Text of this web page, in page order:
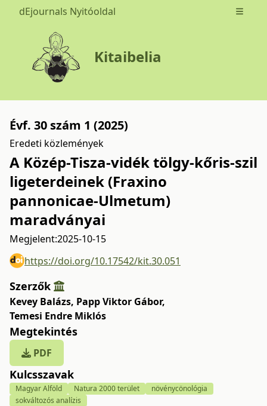
dEjournals Nyitóoldal Open
Kitaibelia
Évf. 30 szám 1 (2025)
Eredeti közlemények
A Közép-Tisza-vidék tölgy-kőris-szil
ligeterdeinek (Fraxino
pannonicae-Ulmetum)
maradványai
Megjelent:2025-10-15
https://doi.org/10.17542/kit.30.051
Szerzők
Kevey Balázs, Papp Viktor Gábor,
Temesi Endre Miklós
Megtekintés
PDF
Kulcsszavak
Magyar Alföld Natura 2000 terület
növénycönológia
sokváltozós analízis